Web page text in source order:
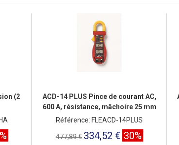
(2
ACD-14 PLUS Pince de courant AC,
600 A, résistance, mâchoire 25 mm
Référence: FLEACD-14PLUS
477,89 € 334,52 € 30%